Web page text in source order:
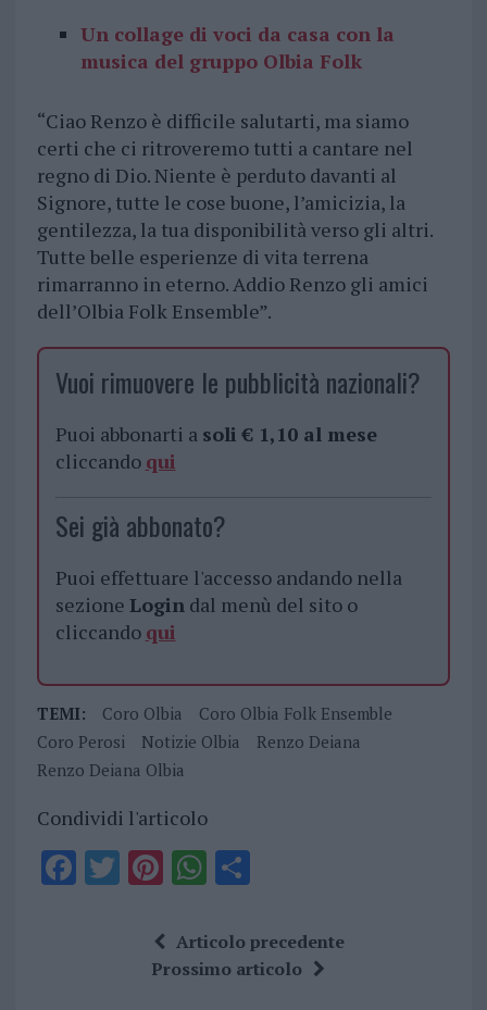
Un collage di voci da casa con la
musica del gruppo Olbia Folk
“Ciao Renzo è difficile salutarti, ma siamo
certi che ci ritroveremo tutti a cantare nel
regno di Dio. Niente è perduto davanti al
Signore, tutte le cose buone, l’amicizia, la
gentilezza, la tua disponibilità verso gli altri.
Tutte belle esperienze di vita terrena
rimarranno in eterno. Addio Renzo gli amici
dell’Olbia Folk Ensemble”.
Vuoi rimuovere le pubblicità nazionali?
Puoi abbonarti a soli € 1,10 al mese
cliccando qui
Sei già abbonato?
Puoi effettuare l'accesso andando nella
sezione Logindal menù del sito o
cliccando qui
TEMI: Coro Olbia
Coro Olbia Folk Ensemble
Coro Perosi
Notizie Olbia
Renzo Deiana
Renzo Deiana Olbia
Condividi l'articolo
F T Pi
te
re
W
at
s
S
a
re
Articolo precedente
Prossimo articolo